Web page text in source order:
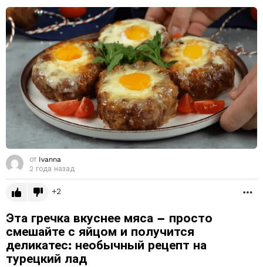
от Ivanna
2 года назад
2
Эта гречка вкуснее мяса – просто
смешайте с яйцом и получится
деликатес: необычный рецепт на
турецкий лад